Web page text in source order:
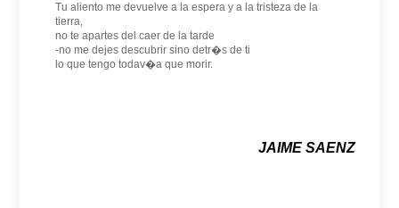
Tu aliento me devuelve a la espera y a la tristeza de la
tierra,
no te apartes del caer de la tarde
-no me dejes descubrir sino detr�s de ti
lo que tengo todav�a que morir.
JAIME SAENZ